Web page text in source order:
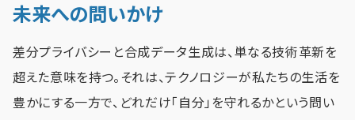
未来への問いかけ
差分プライバシーと合成データ生成は、単なる技術革新を
超えた意味を持つ。それは、テクノロジーが私たちの生活を
豊かにする一方で、どれだけ「自分」を守れるかという問い